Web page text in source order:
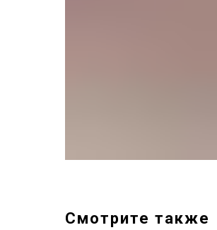
Смотрите также